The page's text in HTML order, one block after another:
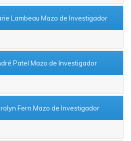
Lambeau Mazo de Investigador
Patel Mazo de Investigador
Fern Mazo de Investigador